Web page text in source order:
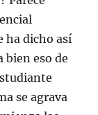
ha dicho así
bien eso de
se agrava